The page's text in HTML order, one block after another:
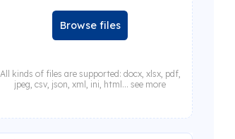
Browse files
All kinds of files are supported: docx, xlsx, pdf,
jpeg, csv, json, xml, ini, html... see more